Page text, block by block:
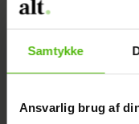
Samtykke
Ansvarlig brug af
Tilbage i